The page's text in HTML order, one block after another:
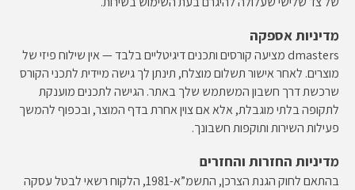
מדיניות אספקה
dmasters מציעה קורסים ותכנים דיגיטליים בלבד — אין שילוח פיזי של
מוצרים. לאחר אישור תשלום מוצלח, תינתן לך גישה מיידית לתכני הקורס
שרכשת דרך חשבון המשתמש שלך באתר. הגישה לתכנים מוענקת
לתקופה בלתי מוגבלת, אלא אם צוין אחרת בדף המוצר, ובכפוף להמשך
פעילות השירות ותוקפות חשבונך.
מדיניות החזרות והחזרים
בהתאם לחוק הגנת הצרכן, התשמ”א-1981, הלקוח רשאי לבטל עסקה